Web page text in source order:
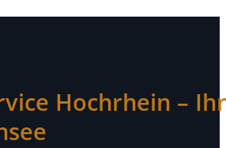
Hochrhein –